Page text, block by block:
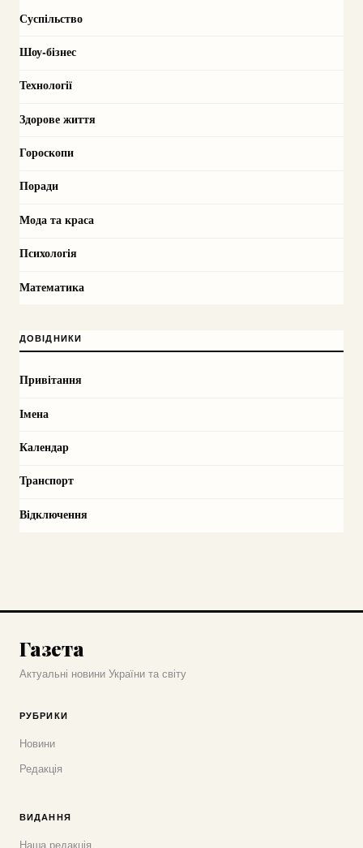
Суспільство
Шоу-бізнес
Технології
Здорове життя
Гороскопи
Поради
Мода та краса
Психологія
Математика
ДОВІДНИКИ
Привітання
Імена
Календар
Транспорт
Відключення
Газета
Актуальні новини України та світу
РУБРИКИ
Новини
Редакція
ВИДАННЯ
Наша редакція